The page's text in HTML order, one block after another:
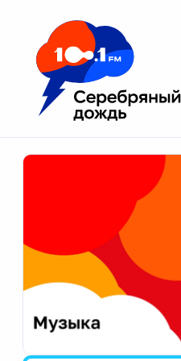
Москва 100.1 FM
Апатиты
Екатеринбург
Калининград
Калуга